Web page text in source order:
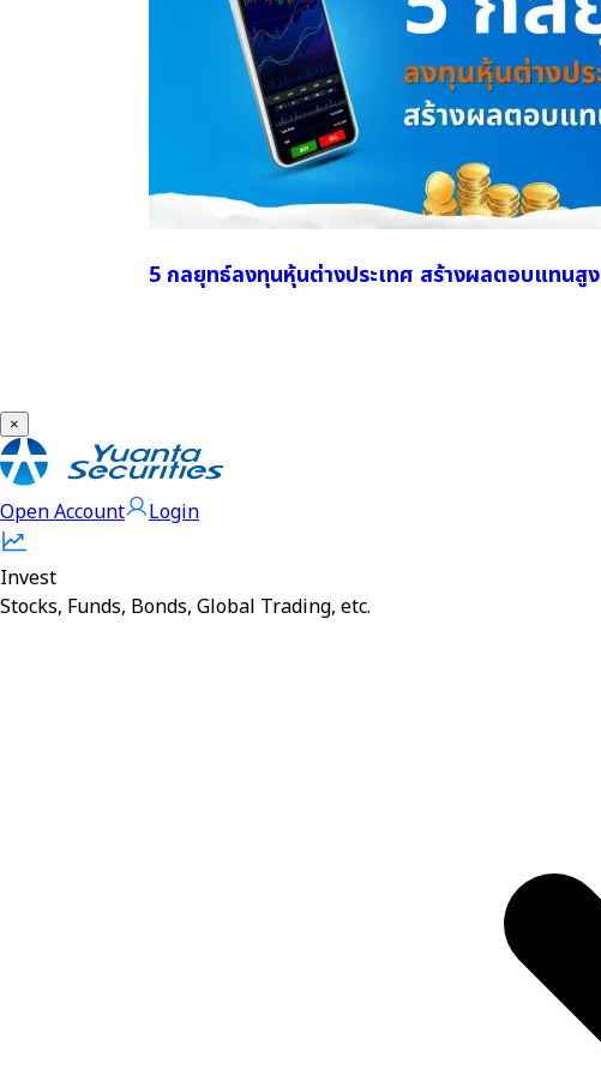
5 กลยุทธ์ลงทุนหุ้นต่างประเทศ สร้างผลตอบแทนสูง
×
Open Account Login
Invest
Stocks, Funds, Bonds, Global Trading, etc.